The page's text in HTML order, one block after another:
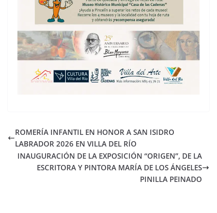
ROMERÍA INFANTIL EN HONOR A SAN ISIDRO
LABRADOR 2026 EN VILLA DEL RÍO
INAUGURACIÓN DE LA EXPOSICIÓN “ORIGEN”, DE LA
ESCRITORA Y PINTORA MARÍA DE LOS ÁNGELES
PINILLA PEINADO